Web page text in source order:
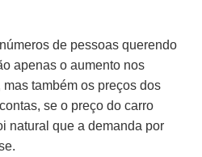
de pessoas querendo
apenas o aumento nos
também os preços dos
se o preço do carro
natural que a demanda por